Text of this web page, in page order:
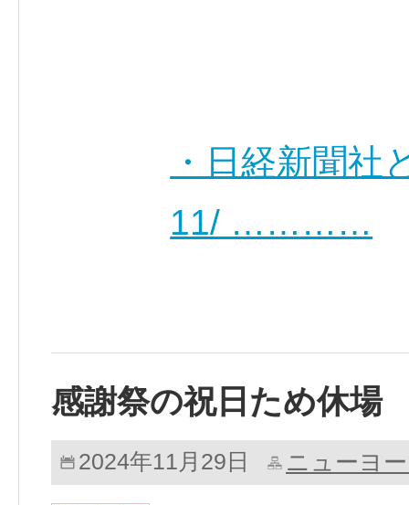
・日経新聞社
11/ …………
感謝祭の祝日ため休場
2024年11月29日 ニューヨ